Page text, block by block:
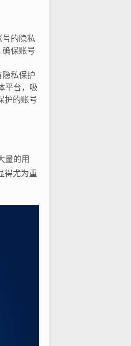
的隐私
保账号
私保护
平台，吸
护的账号
量的用
得尤为重